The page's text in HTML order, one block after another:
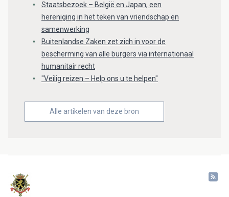
Staatsbezoek – België en Japan, een
hereniging in het teken van vriendschap en
samenwerking
Buitenlandse Zaken zet zich in voor de
bescherming van alle burgers via internationaal
humanitair recht
"Veilig reizen – Help ons u te helpen"
Alle artikelen van deze bron